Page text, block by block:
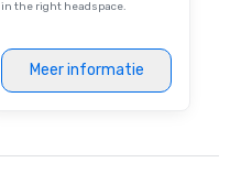
in the right headspace.
Meer informatie